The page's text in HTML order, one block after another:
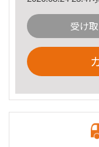
受け